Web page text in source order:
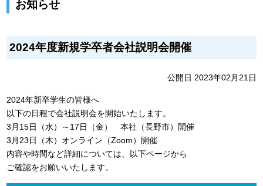
お知らせ
2024年度新規学卒者会社説明会開催
公開日 2023年02月21日
2024年新卒学生の皆様へ
以下の日程で会社説明会を開始いたします。
3月15日（水）～17日（金） 本社（長野市）開催
3月23日（木）オンライン（Zoom）開催
内容や時間など詳細については、以下ページから
ご確認をお願いいたします。